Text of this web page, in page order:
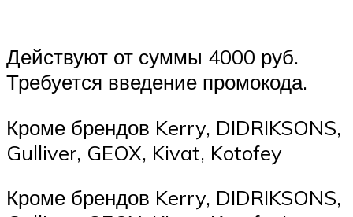
Действуют от суммы 4000 руб.
Требуется введение промокода.
Кроме брендов Kerry, DIDRIKSONS,
Gulliver, GEOX, Kivat, Kotofey
Кроме брендов Kerry, DIDRIKSONS,